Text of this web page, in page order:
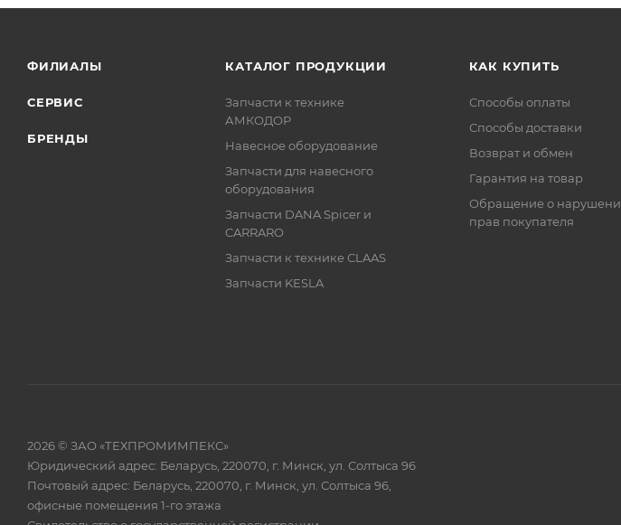
ФИЛИАЛЫ
СЕРВИС
БРЕНДЫ
КАТАЛОГ ПРОДУКЦИИ
Запчасти к технике
АМКОДОР
Навесное оборудование
Запчасти для навесного
оборудования
Запчасти DANA Spicer и
CARRARO
Запчасти к технике CLAAS
Запчасти KESLA
КАК КУПИТЬ
Способы оплаты
Способы доставки
Возврат и обмен
Гарантия на товар
Обращение о
прав покупателя
2026 © ЗАО «ТЕХПРОМИМПЕКС»
Юридический адрес: Беларусь, 220070, г. Минск, ул. Солтыса 96
Почтовый адрес: Беларусь, 220070, г. Минск, ул. Солтыса 96,
офисные помещения 1-го этажа